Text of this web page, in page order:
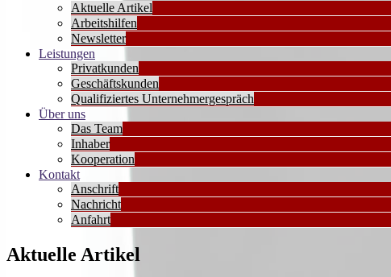
Aktuelle Artikel
Arbeitshilfen
Newsletter
Leistungen
Privatkunden
Geschäftskunden
Qualifiziertes Unternehmergespräch
Über uns
Das Team
Inhaber
Kooperation
Kontakt
Anschrift
Nachricht
Anfahrt
Aktuelle Artikel